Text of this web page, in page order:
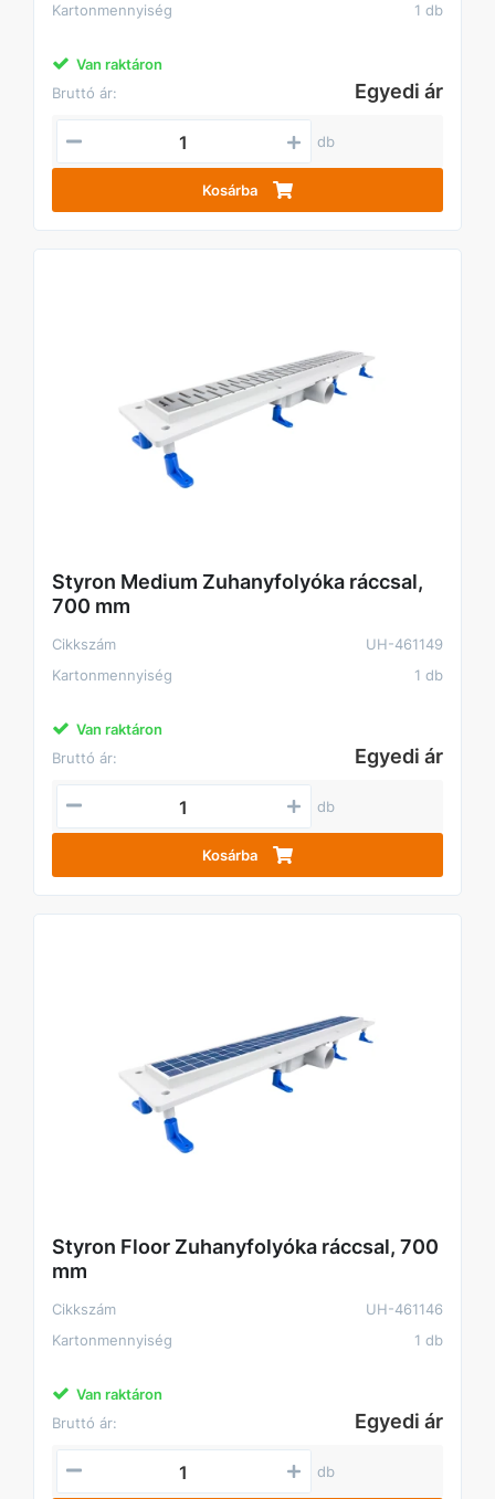
Kartonmennyiség
1 db
Van raktáron
Bruttó ár:
Egyedi ár
db
Kosárba
Styron Medium Zuhanyfolyóka ráccsal,
700 mm
Cikkszám
UH-461149
Kartonmennyiség
1 db
Van raktáron
Bruttó ár:
Egyedi ár
db
Kosárba
Styron Floor Zuhanyfolyóka ráccsal, 700
mm
Cikkszám
UH-461146
Kartonmennyiség
1 db
Van raktáron
Bruttó ár:
Egyedi ár
db